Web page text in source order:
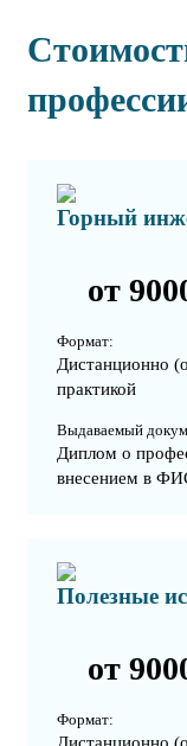
Горный
от
Формат:
Дистанционно
практикой
Выдаваемый
Диплом о
внесением в
Полезные
от
Формат: